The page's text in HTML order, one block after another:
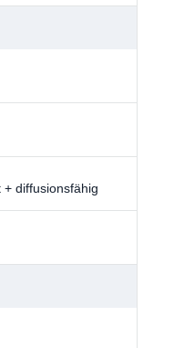
diffusionsfähig